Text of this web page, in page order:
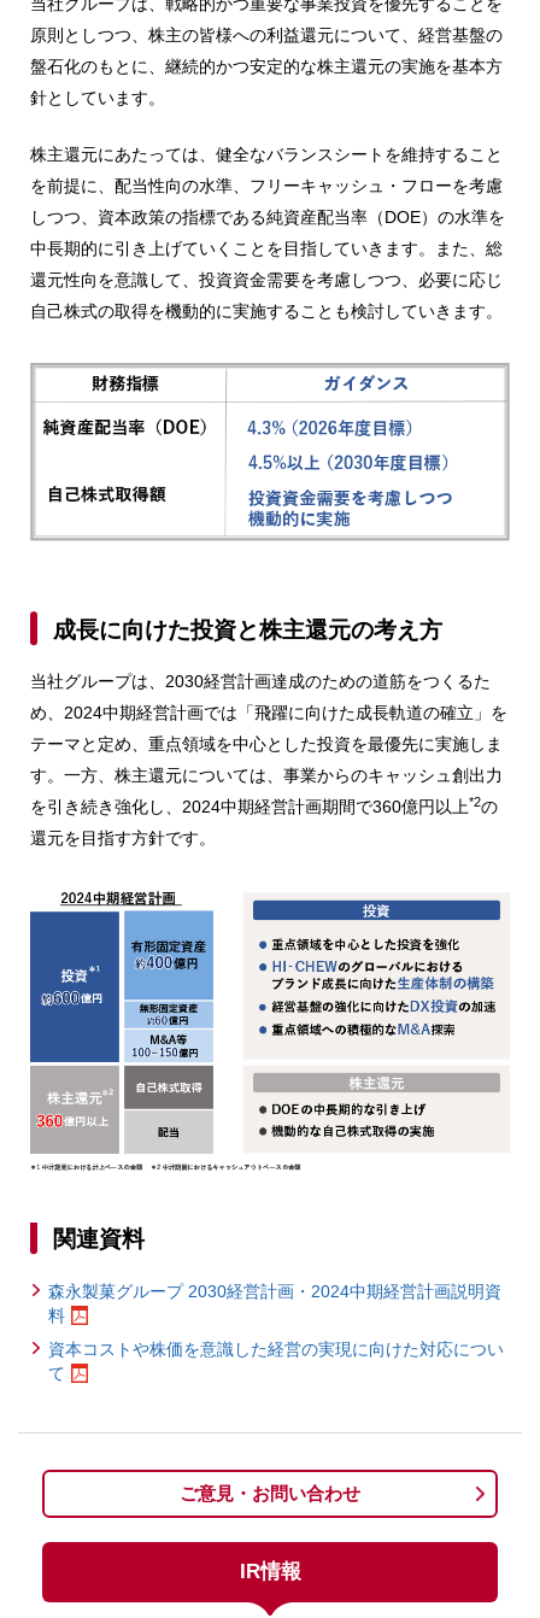
原則としつつ、株主の皆様への利益還元について、経営基盤の
盤石化のもとに、継続的かつ安定的な株主還元の実施を基本方
針としています。
株主還元にあたっては、健全なバランスシートを維持すること
を前提に、配当性向の水準、フリーキャッシュ・フローを考慮
しつつ、資本政策の指標である純資産配当率（DOE）の水準を
中長期的に引き上げていくことを目指していきます。また、総
還元性向を意識して、投資資金需要を考慮しつつ、必要に応じ
自己株式の取得を機動的に実施することも検討していきます。
成長に向けた投資と株主還元の考え方
当社グループは、2030経営計画達成のための道筋をつくるた
め、2024中期経営計画では「飛躍に向けた成長軌道の確立」を
テーマと定め、重点領域を中心とした投資を最優先に実施しま
す。一方、株主還元については、事業からのキャッシュ創出力
を引き続き強化し、2024中期経営計画期間で360億円以上*2の
還元を目指す方針です。
関連資料
森永製菓グループ 2030経営計画・2024中期経営計画説明資
料
資本コストや株価を意識した経営の実現に向けた対応につい
て
ご意見・お問い合わせ
IR情報